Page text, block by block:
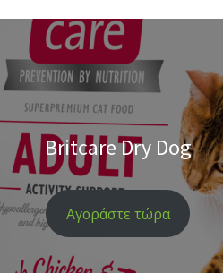
Britcare Dry Dog
Αγοράστε τώρα